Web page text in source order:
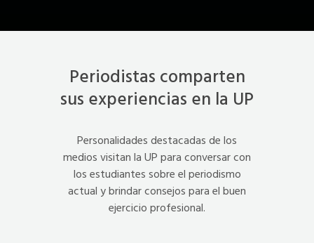
Periodistas comparten
sus experiencias en la UP
Personalidades destacadas de los
medios visitan la UP para conversar con
los estudiantes sobre el periodismo
actual y brindar consejos para el buen
ejercicio profesional.